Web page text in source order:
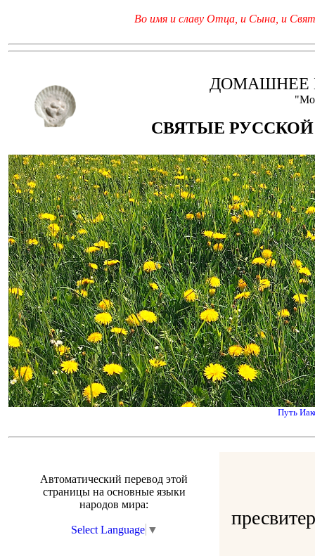
Во имя и славу Отца, и Сына, и
ДОМАШНЕЕ
СВЯТЫЕ
Путь
Автоматический перевод этой
страницы на основные языки
народов мира:
Select Language ▼